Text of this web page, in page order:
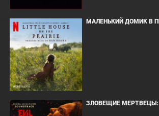
МАЛЕНЬКИЙ ДОМИК В
ЗЛОВЕЩИЕ МЕРТВЕЦЫ: